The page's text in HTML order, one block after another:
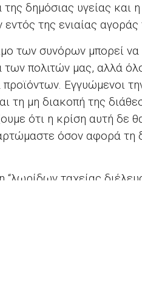
της δημόσιας υγείας και
εντός της ενιαίας αγοράς
των συνόρων μπορεί
των πολιτών μας, αλλά
προϊόντων. Εγγυώμενοι
τη μη διακοπή της
ότι η κρίση αυτή δε
όσον αφορά τη
“λωρίδων ταχείας